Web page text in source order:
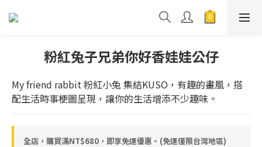
粉紅兔子兄弟你好香娃娃公仔
My friend rabbit 粉紅小兔 集結KUSO，有趣的畫風，搭
配生活時事梗圖呈現，讓你的生活增添不少趣味。
全店，購買滿NT$680，即享免運優惠。(免運僅限台灣地區)